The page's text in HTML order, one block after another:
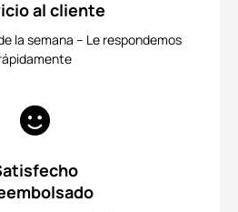
al cliente
la semana – Le respondemos